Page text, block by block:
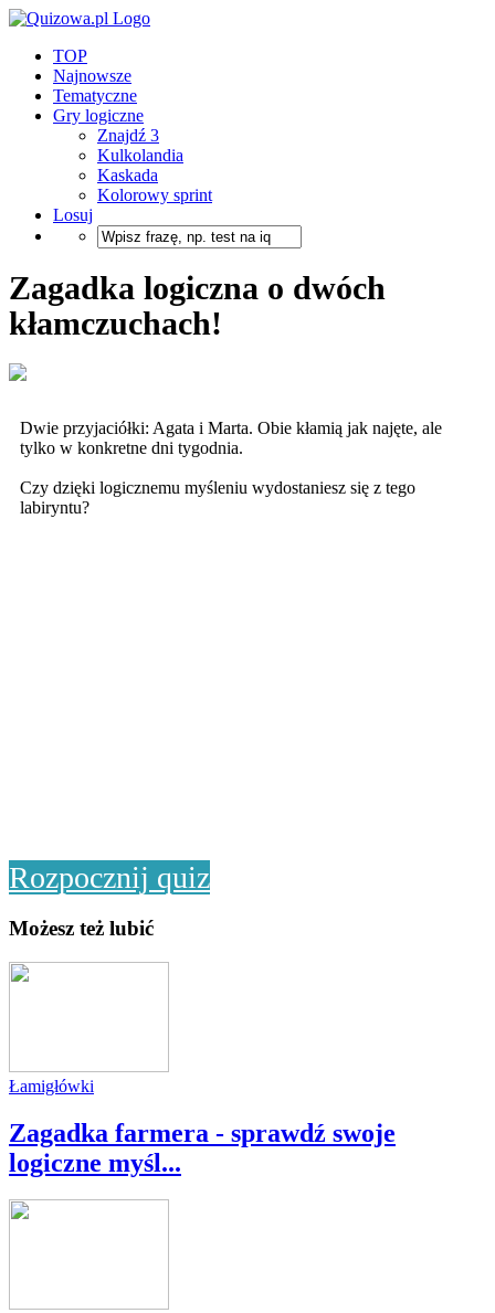
TOP
Najnowsze
Tematyczne
Gry logiczne
Znajdź 3
Kulkolandia
Kaskada
Kolorowy sprint
Losuj
Zagadka logiczna o dwóch
kłamczuchach!
Dwie przyjaciółki: Agata i Marta. Obie kłamią jak najęte, ale
tylko w konkretne dni tygodnia.
Czy dzięki logicznemu myśleniu wydostaniesz się z tego
labiryntu?
Rozpocznij quiz
Możesz też lubić
Łamigłówki
Zagadka farmera - sprawdź swoje
logiczne myśl...